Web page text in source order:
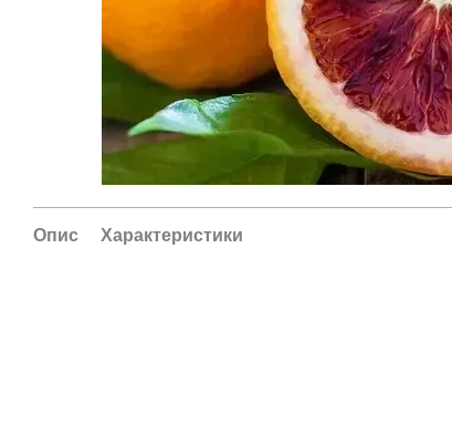
Опис Характеристики